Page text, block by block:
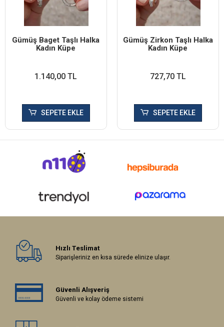
Gümüş Baget Taşlı Halka
Kadın Küpe
1.140,00 TL
SEPETE EKLE
Gümüş Zirkon Taşlı Halka
Kadın Küpe
727,70 TL
SEPETE EKLE
Hızlı Teslimat
Siparişleriniz en kısa sürede elinize ulaşır.
Güvenli Alışveriş
Güvenli ve kolay ödeme sistemi